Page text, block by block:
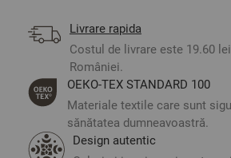
Livrare rapida
Costul de livrare este 19.60
României.
ОЕКО-ТЕX STANDARD 100
Materiale textile care sunt
sănătatea dumneavoastră.
Design autentic